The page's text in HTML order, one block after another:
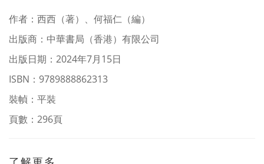
作者 ： 西西（著）、何福仁（編）
出版商：中華書局（香港）有限公司
出版日期：2024年7月15日
ISBN：9789888862313
裝幀：平裝
頁數：296頁